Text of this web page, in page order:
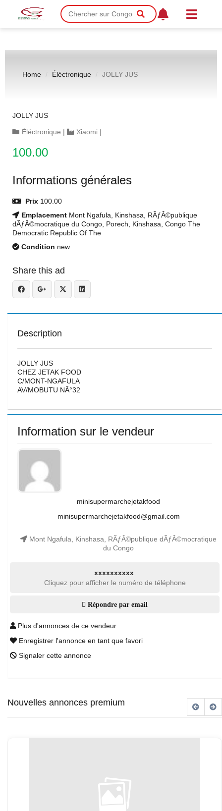
Home Éléctronique JOLLY JUS
JOLLY JUS
Éléctronique | Xiaomi |
100.00
Informations générales
Prix 100.00
Emplacement Mont Ngafula, Kinshasa, RÃƒÂ©publique
dÃƒÂ©mocratique du Congo, Porech, Kinshasa, Congo The
Democratic Republic Of The
Condition new
Share this ad
Description
JOLLY JUS
CHEZ JETAK FOOD
C/MONT-NGAFULA
AV/MOBUTU NÂ°32
Information sur le vendeur
minisupermarchejetakfood
minisupermarchejetakfood@gmail.com
Mont Ngafula, Kinshasa, RÃƒÂ©publique dÃƒÂ©mocratique
du Congo
xxxxxxxxxx
Cliquez pour afficher le numéro de téléphone
Répondre par email
Plus d'annonces de ce vendeur
Enregistrer l'annonce en tant que favori
Signaler cette annonce
Nouvelles annonces premium